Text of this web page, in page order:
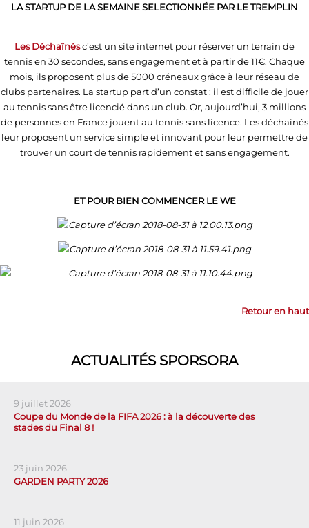
LA STARTUP DE LA SEMAINE SELECTIONNÉE PAR LE TREMPLIN
Les Déchaînésc’est un site internet pour réserver un terrain de
tennis en 30 secondes, sans engagement et à partir de 11€. Chaque
mois, ils proposent plus de 5000 créneaux grâce à leur réseau de
clubs partenaires. La startup part d’un constat : il est difficile de jouer
au tennis sans être licencié dans un club. Or, aujourd’hui, 3 millions
de personnes en France jouent au tennis sans licence. Les déchainés
leur proposent un service simple et innovant pour leur permettre de
trouver un court de tennis rapidement et sans engagement.
ET POUR BIEN COMMENCER LE WE
Retour en haut
ACTUALITÉS SPORSORA
9 juillet 2026
Coupe du Monde de la FIFA 2026 : à la découverte des
stades du Final 8 !
23 juin 2026
GARDEN PARTY 2026
11 juin 2026